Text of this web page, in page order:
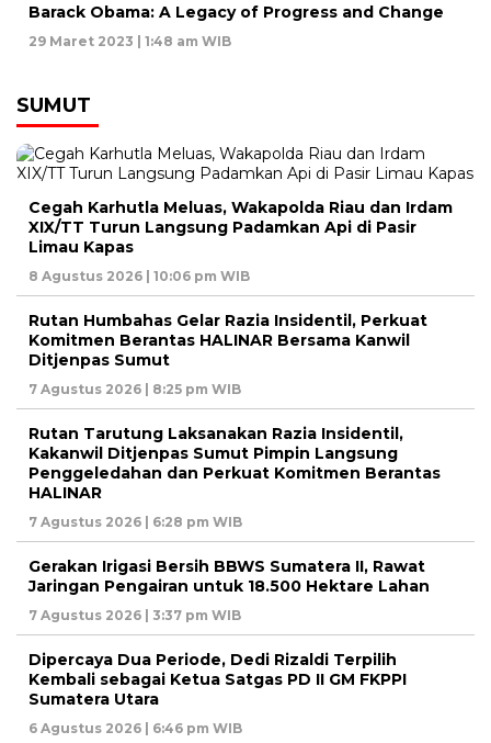
Barack Obama: A Legacy of Progress and Change
29 Maret 2023 | 1:48 am WIB
SUMUT
Cegah Karhutla Meluas, Wakapolda Riau dan Irdam
XIX/TT Turun Langsung Padamkan Api di Pasir
Limau Kapas
8 Agustus 2026 | 10:06 pm WIB
Rutan Humbahas Gelar Razia Insidentil, Perkuat
Komitmen Berantas HALINAR Bersama Kanwil
Ditjenpas Sumut
7 Agustus 2026 | 8:25 pm WIB
Rutan Tarutung Laksanakan Razia Insidentil,
Kakanwil Ditjenpas Sumut Pimpin Langsung
Penggeledahan dan Perkuat Komitmen Berantas
HALINAR
7 Agustus 2026 | 6:28 pm WIB
Gerakan Irigasi Bersih BBWS Sumatera II, Rawat
Jaringan Pengairan untuk 18.500 Hektare Lahan
7 Agustus 2026 | 3:37 pm WIB
Dipercaya Dua Periode, Dedi Rizaldi Terpilih
Kembali sebagai Ketua Satgas PD II GM FKPPI
Sumatera Utara
6 Agustus 2026 | 6:46 pm WIB